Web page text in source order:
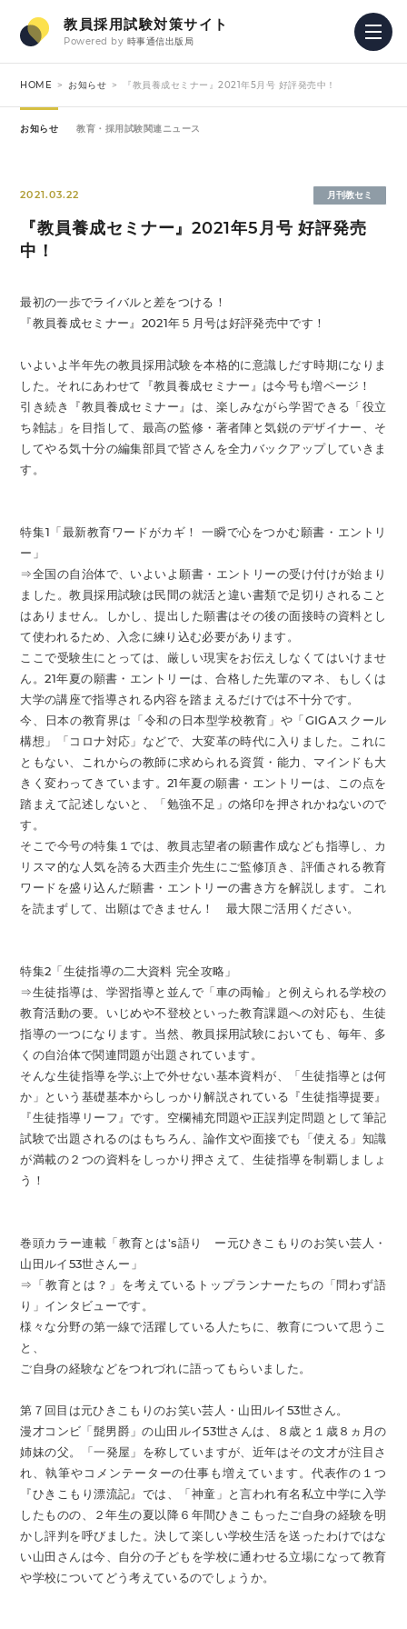
教員採用試験対策サイト
Powered by 時事通信出版局
HOME お知らせ 『教員養成セミナー』2021年5月号 好評発売中！
お知らせ 教育・採用試験関連ニュース
2021.03.22 月刊教セミ
『教員養成セミナー』2021年5月号 好評発売
中！
最初の一歩でライバルと差をつける！
『教員養成セミナー』2021年５月号は好評発売中です！
いよいよ半年先の教員採用試験を本格的に意識しだす時期になりま
した。それにあわせて『教員養成セミナー』は今号も増ページ！
引き続き『教員養成セミナー』は、楽しみながら学習できる「役立
ち雑誌」を目指して、最高の監修・著者陣と気鋭のデザイナー、そ
してやる気十分の編集部員で皆さんを全力バックアップしていきま
す。
特集1「最新教育ワードがカギ！ 一瞬で心をつかむ願書・エントリ
ー」
⇒全国の自治体で、いよいよ願書・エントリーの受け付けが始まり
ました。教員採用試験は民間の就活と違い書類で足切りされること
はありません。しかし、提出した願書はその後の面接時の資料とし
て使われるため、入念に練り込む必要があります。
ここで受験生にとっては、厳しい現実をお伝えしなくてはいけませ
ん。21年夏の願書・エントリーは、合格した先輩のマネ、もしくは
大学の講座で指導される内容を踏まえるだけでは不十分です。
今、日本の教育界は「令和の日本型学校教育」や「GIGAスクール
構想」「コロナ対応」などで、大変革の時代に入りました。これに
ともない、これからの教師に求められる資質・能力、マインドも大
きく変わってきています。21年夏の願書・エントリーは、この点を
踏まえて記述しないと、「勉強不足」の烙印を押されかねないので
す。
そこで今号の特集１では、教員志望者の願書作成なども指導し、カ
リスマ的な人気を誇る大西圭介先生にご監修頂き、評価される教育
ワードを盛り込んだ願書・エントリーの書き方を解説します。これ
を読まずして、出願はできません！ 最大限ご活用ください。
特集2「生徒指導の二大資料 完全攻略」
⇒生徒指導は、学習指導と並んで「車の両輪」と例えられる学校の
教育活動の要。いじめや不登校といった教育課題への対応も、生徒
指導の一つになります。当然、教員採用試験においても、毎年、多
くの自治体で関連問題が出題されています。
そんな生徒指導を学ぶ上で外せない基本資料が、「生徒指導とは何
か」という基礎基本からしっかり解説されている『生徒指導提要』
『生徒指導リーフ』です。空欄補充問題や正誤判定問題として筆記
試験で出題されるのはもちろん、論作文や面接でも「使える」知識
が満載の２つの資料をしっかり押さえて、生徒指導を制覇しましょ
う！
巻頭カラー連載「教育とは's語り ー元ひきこもりのお笑い芸人・
山田ルイ53世さんー」
⇒「教育とは？」を考えているトップランナーたちの「問わず語
り」インタビューです。
様々な分野の第一線で活躍している人たちに、教育について思うこ
と、
ご自身の経験などをつれづれに語ってもらいました。
第７回目は元ひきこもりのお笑い芸人・山田ルイ53世さん。
漫才コンビ「髭男爵」の山田ルイ53世さんは、８歳と１歳８ヵ月の
姉妹の父。「一発屋」を称していますが、近年はその文才が注目さ
れ、執筆やコメンテーターの仕事も増えています。代表作の１つ
『ひきこもり漂流記』では、「神童」と言われ有名私立中学に入学
したものの、２年生の夏以降６年間ひきこもったご自身の経験を明
かし評判を呼びました。決して楽しい学校生活を送ったわけではな
い山田さんは今、自分の子どもを学校に通わせる立場になって教育
や学校についてどう考えているのでしょうか。